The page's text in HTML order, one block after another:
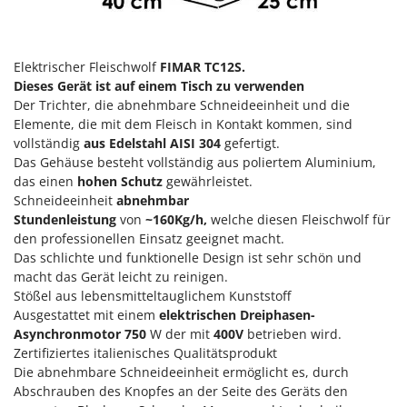
Klimaanlagen – Klimageräte
Knochensägen
Kompressoren - elektrisch
Kompressoren für Ernte und Baumschnitt
Kreiseleggen
Küchenreiben - elektrisch
Kükenaufzuchtboxen
L
Laderampe aus Aluminium
Laubsauger - Laubbläser
Laubsauger auf Rädern
Luftentfeuchter
Luftkühler mit Wasserverdunstung
EcoFlow
Edilmark
Effeuno
Einhell
Elegen
Energy Gruppi
Enotecnica Pillan
Eschenfelder
EuroMech
Eurosystems
F
FAC
Fama Industrie
Elektrischer Fleischwolf FIMAR TC12S.
Dieses Gerät ist auf einem Tisch zu verwenden
Der Trichter, die abnehmbare Schneideeinheit und die
Elemente, die mit dem Fleisch in Kontakt kommen, sind
vollständig aus Edelstahl AISI 304 gefertigt.
Das Gehäuse besteht vollständig aus poliertem Aluminium,
das einen hohen Schutz gewährleistet.
Schneideeinheit abnehmbar
Stundenleistung von ~160Kg/h, welche diesen Fleischwolf für
den professionellen Einsatz geeignet macht.
Das schlichte und funktionelle Design ist sehr schön und
macht das Gerät leicht zu reinigen.
Stößel aus lebensmitteltauglichem Kunststoff
Ausgestattet mit einem elektrischen Dreiphasen-
Asynchronmotor 750 W der mit 400V betrieben wird.
Zertifiziertes italienisches Qualitätsprodukt
Die abnehmbare Schneideeinheit ermöglicht es, durch
Abschrauben des Knopfes an der Seite des Geräts den